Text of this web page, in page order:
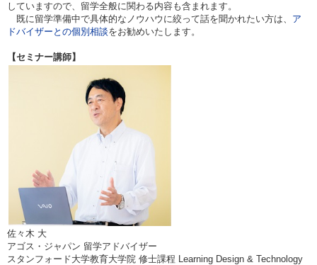
していますので、留学全般に関わる内容も含まれます。
既に留学準備中で具体的なノウハウに絞って話を聞かれたい方は、 ア
ドバイザーとの個別相談をお勧めいたします。
【セミナー講師】
佐々木 大
アゴス・ジャパン 留学アドバイザー
スタンフォード大学教育大学院 修士課程 Learning Design & Technology